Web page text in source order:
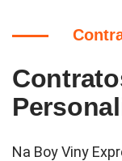
Na Boy Viny